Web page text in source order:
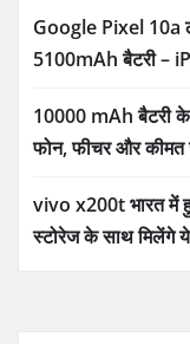
Google Pixel 10a
5100mAh बैटरी –
10000 mAh बैटरी
फोन, फीचर और कीमत
vivo x200t भारत में
स्टोरेज के साथ मिलेंगे